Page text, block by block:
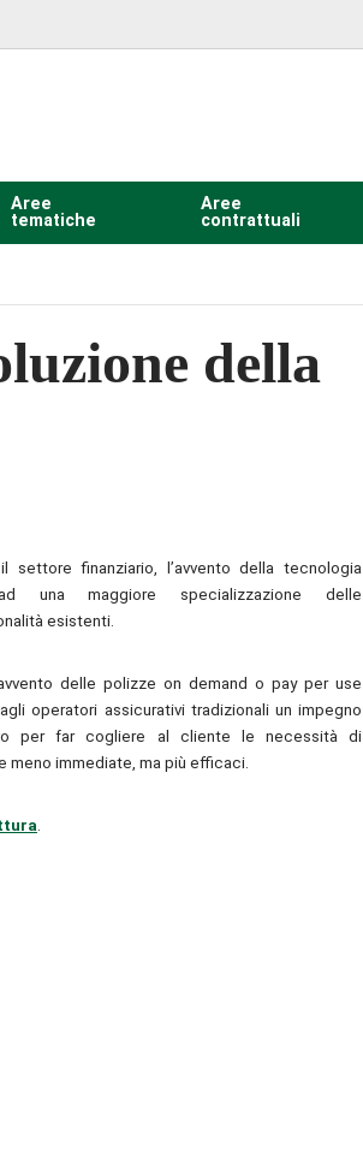
Aree
tematiche
Aree
contrattuali
della
settore finanziario, l’avvento della tecnologia
una maggiore specializzazione delle
esistenti.
delle polizze on demand o pay per use
operatori assicurativi tradizionali un impegno
per far cogliere al cliente le necessità di
meno immediate, ma più efficaci.